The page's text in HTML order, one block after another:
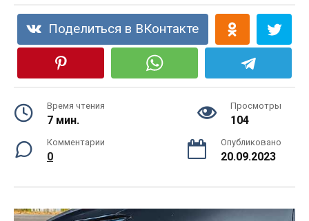
Поделиться в ВКонтакте
Время чтения
7 мин.
Просмотры
104
Комментарии
0
Опубликовано
20.09.2023